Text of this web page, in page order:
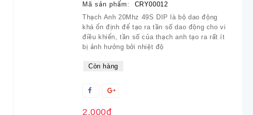
Mã sản phẩm:
CRY00012
Thạch Anh 20Mhz 49S DIP là bộ dao động
khá ổn định để tạo ra tần số dao động cho vi
điều khiển, tần số của thạch anh tạo ra rất ít
bị ảnh hưởng bởi nhiệt độ
Còn hàng
2.000₫